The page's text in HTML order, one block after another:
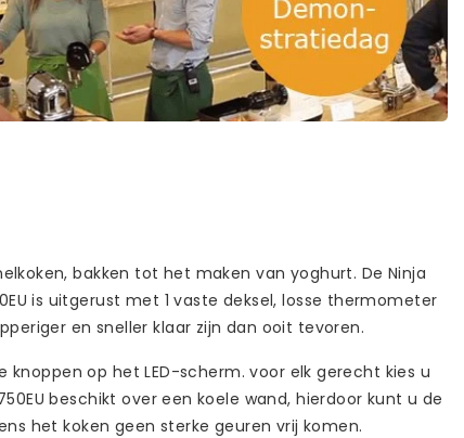
bakken tot het maken van yoghurt. De Ninja
is uitgerust met 1 vaste deksel, losse thermometer
en sneller klaar zijn dan ooit tevoren.
knoppen op het LED-scherm. voor elk gerecht kies u
beschikt over een koele wand, hierdoor kunt u de
het koken geen sterke geuren vrij komen.